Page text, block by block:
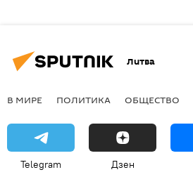
Литва
В МИРЕ ПОЛИТИКА ОБЩЕСТВО
Telegram Дзен